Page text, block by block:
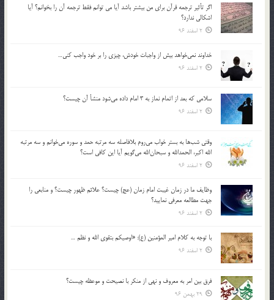
اگر تأثير ترجمه قرآن براي من بيشتر باشد آيا مي توانم فقط ترجمه آن را بخوانم؟ آيا
اشكالي ندارد؟
2 اسفند 96
خداوند نمي‌خواهد بيش از واجبات خودش، چيزي را بر خود واجب كني…
2 اسفند 96
سلامي كه بعد از اتمام نماز به 3 امام داده مي‌شود منشأ آن چيست؟
2 اسفند 96
وقتي شب‌ها به بستر خواب مي‌روم بلافاصله سه مرتبه حمد و سوره مي‌خوانم و سه مرتبه
الله اكبر، الحمدالله و سبحان‌الله مي‌گويم آيا اين كافي است؟
2 اسفند 96
وظايف ما در زمان غيبت امام زمان (عج) چيست؟ علائم ظهور چيست؟ و منابعي را
جهت مطالعه معرفي نماييد؟
2 اسفند 96
با توجه به كلام امير المؤمنين (ع): «اوصيكم بتقوي الله و نظم …
2 اسفند 96
فرق بين امر به معروف و نهي از منكر با نصيحت و موعظه چيست؟
29 بهمن 96